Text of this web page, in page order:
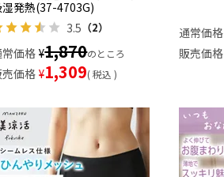
湿発熱(37-4703G)
3.5 （2）
常価格 ¥1,870のところ
売価格 ¥1,309 税込
通常価格
販売価格